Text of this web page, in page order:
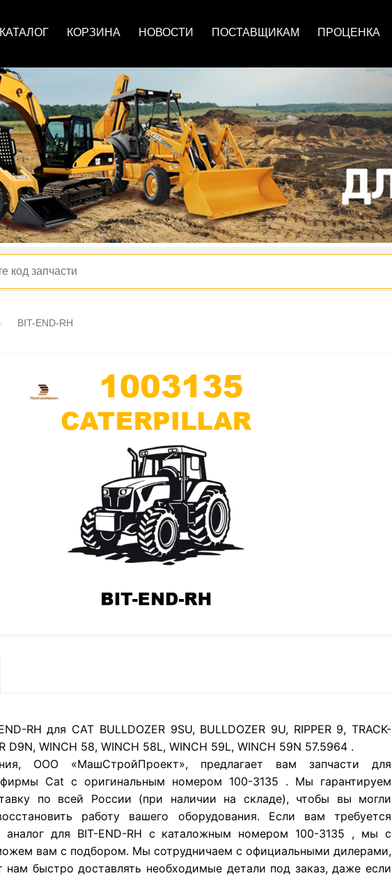
КАТАЛОГ КОРЗИНА НОВОСТИ ПОСТАВЩИКАМ ПРОЦЕНКА
BIT-END-RH
RH для CAT BULLDOZER 9SU, BULLDOZER 9U, RIPPER 9, TRACK-
D9N, WINCH 58, WINCH 58L, WINCH 59L, WINCH 59N 57.5964 .
ООО «МашСтройПроект», предлагает вам запчасти для
фирмы Cat с оригинальным номером 100-3135 . Мы гарантируем
по всей России (при наличии на складе), чтобы вы могли
работу вашего оборудования. Если вам требуется
аналог для BIT-END-RH с каталожным номером 100-3135 , мы с
вам с подбором. Мы сотрудничаем с официальными дилерами,
нам быстро доставлять необходимые детали под заказ, даже если